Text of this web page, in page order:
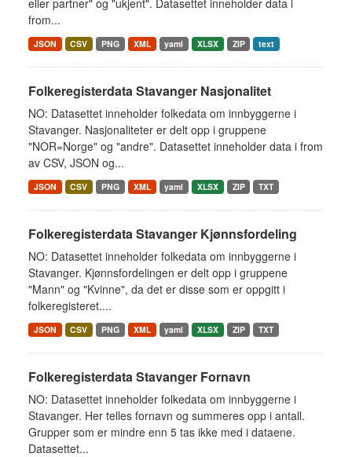
eller partner" og "ukjent". Datasettet inneholder data i
from...
JSON CSV PNG XML yaml XLSX ZIP text
Folkeregisterdata Stavanger Nasjonalitet
NO: Datasettet inneholder folkedata om innbyggerne i
Stavanger. Nasjonaliteter er delt opp i gruppene
"NOR=Norge" og "andre". Datasettet inneholder data i from
av CSV, JSON og...
JSON CSV PNG XML yaml XLSX ZIP TXT
Folkeregisterdata Stavanger Kjønnsfordeling
NO: Datasettet inneholder folkedata om innbyggerne i
Stavanger. Kjønnsfordelingen er delt opp i gruppene
"Mann" og "Kvinne", da det er disse som er oppgitt i
folkeregisteret....
JSON CSV PNG XML yaml XLSX ZIP TXT
Folkeregisterdata Stavanger Fornavn
NO: Datasettet inneholder folkedata om innbyggerne i
Stavanger. Her telles fornavn og summeres opp i antall.
Grupper som er mindre enn 5 tas ikke med i dataene.
Datasettet...